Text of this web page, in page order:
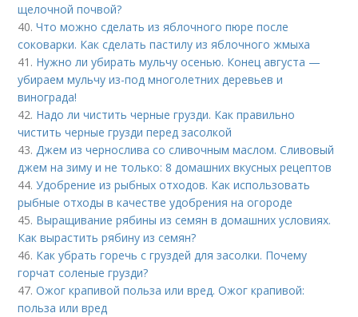
щелочной почвой?
40.Что можно сделать из яблочного пюре после
соковарки. Как сделать пастилу из яблочного жмыха
41. Нужно ли убирать мульчу осенью. Конец августа —
убираем мульчу из-под многолетних деревьев и
винограда!
42. Надо ли чистить черные грузди. Как правильно
чистить черные грузди перед засолкой
43.Джем из чернослива со сливочным маслом. Сливовый
джем на зиму и не только: 8 домашних вкусных рецептов
44.Удобрение из рыбных отходов. Как использовать
рыбные отходы в качестве удобрения на огороде
45. Выращивание рябины из семян в домашних условиях.
Как вырастить рябину из семян?
46. Как убрать горечь с груздей для засолки. Почему
горчат соленые грузди?
47.Ожог крапивой польза или вред. Ожог крапивой:
польза или вред